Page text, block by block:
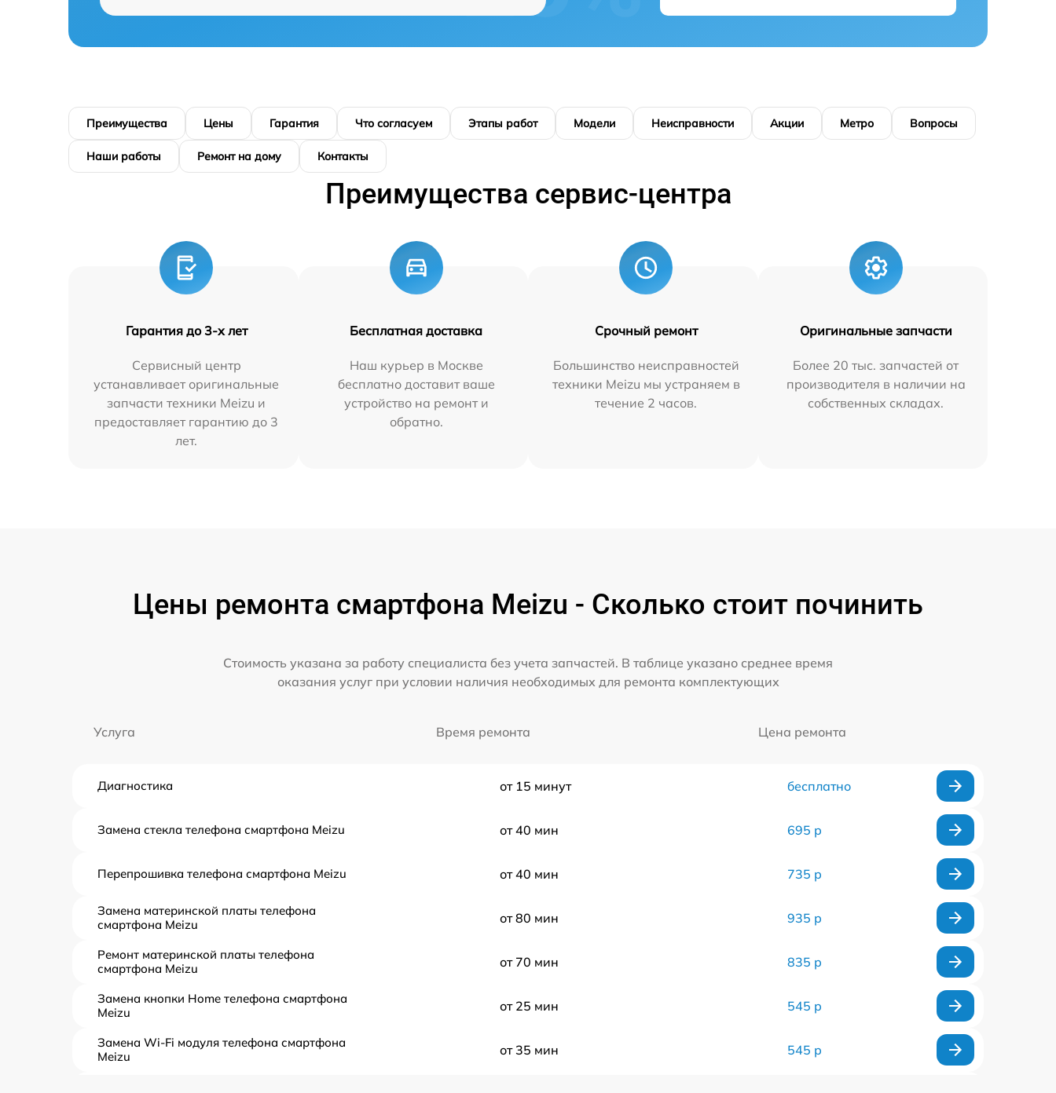
Преимущества Цены Гарантия Что согласуем Этапы работ Модели Неисправности Акции Метро Вопросы
Наши работы Ремонт на дому Контакты
Преимущества сервис-центра
Гарантия до 3-х лет
Сервисный центр
устанавливает оригинальные
запчасти техники Meizu и
предоставляет гарантию до 3
лет.
Бесплатная доставка
Наш курьер в Москве
бесплатно доставит ваше
устройство на ремонт и
обратно.
Срочный ремонт
Большинство неисправностей
техники Meizu мы устраняем в
течение 2 часов.
Оригинальные запчасти
Более 20 тыс. запчастей от
производителя в наличии на
собственных складах.
Цены ремонта смартфона Meizu - Сколько стоит починить
Стоимость указана за работу специалиста без учета запчастей. В таблице указано среднее время
оказания услуг при условии наличия необходимых для ремонта комплектующих
Услуга Время ремонта Цена ремонта
Диагностика от 15 минут бесплатно
Замена стекла телефона смартфона Meizu от 40 мин 695 р
Перепрошивка телефона смартфона Meizu от 40 мин 735 р
Замена материнской платы телефона
смартфона Meizu
от 80 мин 935 р
Ремонт материнской платы телефона
смартфона Meizu
от 70 мин 835 р
Замена кнопки Home телефона смартфона
Meizu
от 25 мин 545 р
Замена Wi-Fi модуля телефона смартфона
Meizu
от 35 мин 545 р